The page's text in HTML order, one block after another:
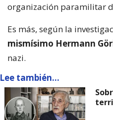
organización paramilitar
Es más, según la
mismísimo Hermann
nazi.
Lee también...